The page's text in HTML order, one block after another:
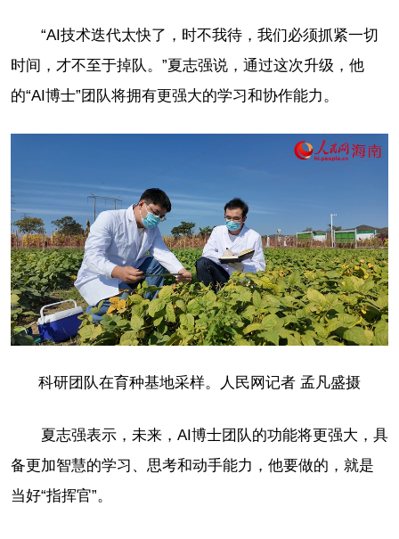
“AI技术迭代太快了，时不我待，我们必须抓紧一切
时间，才不至于掉队。”夏志强说，通过这次升级，他
的“AI博士”团队将拥有更强大的学习和协作能力。
科研团队在育种基地采样。人民网记者 孟凡盛摄
夏志强表示，未来，AI博士团队的功能将更强大，具
备更加智慧的学习、思考和动手能力，他要做的，就是
当好“指挥官”。